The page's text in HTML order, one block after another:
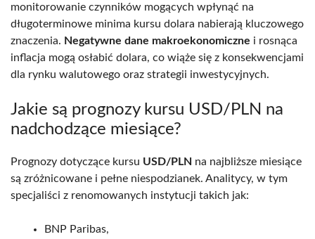
monitorowanie czynników mogących wpłynąć na
długoterminowe minima kursu dolara nabierają kluczowego
znaczenia. Negatywne dane makroekonomiczne i rosnąca
inflacja mogą osłabić dolara, co wiąże się z konsekwencjami
dla rynku walutowego oraz strategii inwestycyjnych.
Jakie są prognozy kursu USD/PLN na
nadchodzące miesiące?
Prognozy dotyczące kursu USD/PLN na najbliższe miesiące
są zróżnicowane i pełne niespodzianek. Analitycy, w tym
specjaliści z renomowanych instytucji takich jak:
BNP Paribas,